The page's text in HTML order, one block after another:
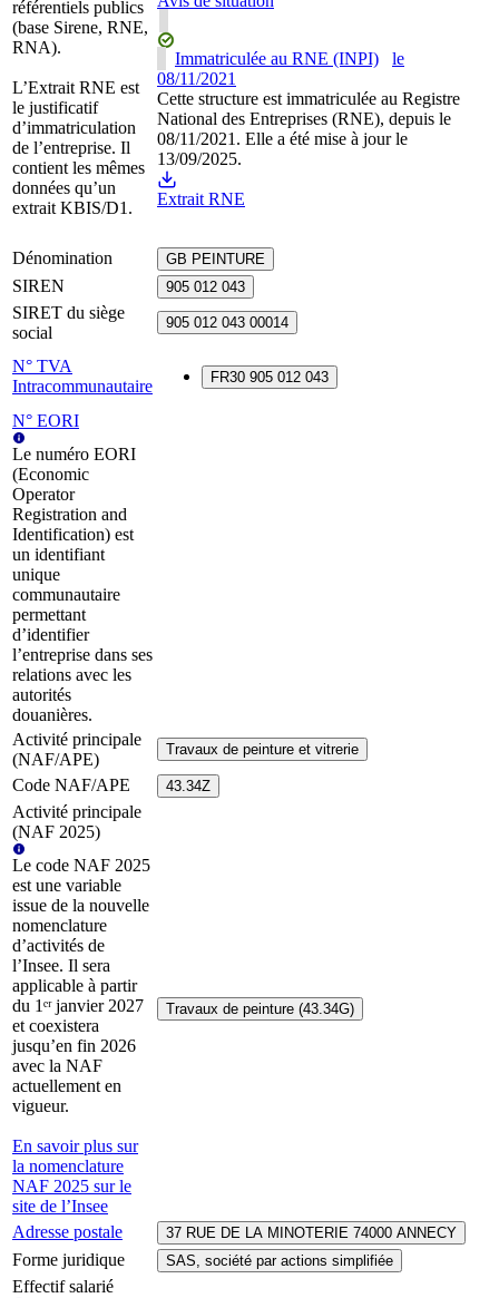
référentiels publics
(base Sirene, RNE,
RNA).
L’Extrait RNE est
le justificatif
d’immatriculation
de l’entreprise. Il
contient les mêmes
données qu’un
extrait KBIS/D1.
Immatriculée au RNE (INPI)
le
08/11/2021
Cette structure est immatriculée au Registre
National des Entreprises (RNE), depuis le
08/11/2021. Elle a été mise à jour le
13/09/2025.
Extrait RNE
Dénomination GB PEINTURE
SIREN 905 012 043
SIRET du siège
social
905 012 043 00014
N° TVA
Intracommunautaire
FR30 905 012 043
N° EORI
Le numéro EORI
(Economic
Operator
Registration and
Identification) est
un identifiant
unique
communautaire
permettant
d’identifier
l’entreprise dans ses
relations avec les
autorités
douanières.
Activité principale
(NAF/APE)
Travaux de peinture et vitrerie
Code NAF/APE 43.34Z
Activité principale
(NAF 2025)
Le code NAF 2025
est une variable
issue de la nouvelle
nomenclature
d’activités de
l’Insee. Il sera
applicable à partir
du 1ᵉʳ janvier 2027
et coexistera
jusqu’en fin 2026
avec la NAF
actuellement en
vigueur.
En savoir plus sur
la nomenclature
NAF 2025 sur le
site de l’Insee
Travaux de peinture (43.34G)
Adresse postale 37 RUE DE LA MINOTERIE 74000 ANNECY
Forme juridique SAS, société par actions simplifiée
Effectif salarié